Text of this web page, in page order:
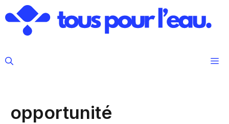
au
contenu
opportunité